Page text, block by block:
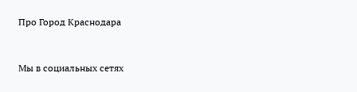
Про Город Краснодара
Мы в социальных сетях